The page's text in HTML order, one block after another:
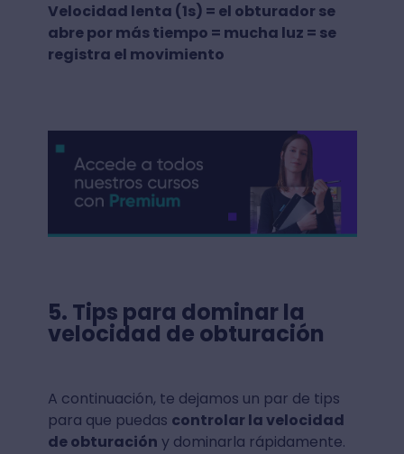
Velocidad lenta (1s) = el obturador se
abre por más tiempo = mucha luz = se
registra el movimiento
5. Tips para dominar la
velocidad de obturación
A continuación, te dejamos un par de tips
para que puedas controlar la velocidad
de obturación y dominarla rápidamente.